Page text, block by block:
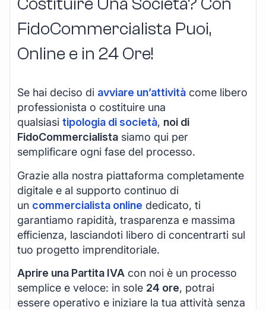
FidoCommercialista Puoi,
Online e in 24 Ore!
Se hai deciso di avviare un’attività come libero
professionista o costituire una
qualsiasi tipologia di società, noi di
FidoCommercialista siamo qui per
semplificare ogni fase del processo.
Grazie alla nostra piattaforma completamente
digitale e al supporto continuo di
un commercialista online dedicato, ti
garantiamo rapidità, trasparenza e massima
efficienza, lasciandoti libero di concentrarti sul
tuo progetto imprenditoriale.
Aprire una Partita IVA con noi è un processo
semplice e veloce: in sole 24 ore, potrai
essere operativo e iniziare la tua attività senza